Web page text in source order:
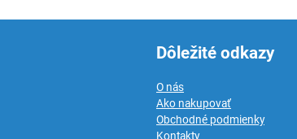
Dôležité odkazy
O nás
Ako nakupovať
Obchodné podmienky
Kontakty